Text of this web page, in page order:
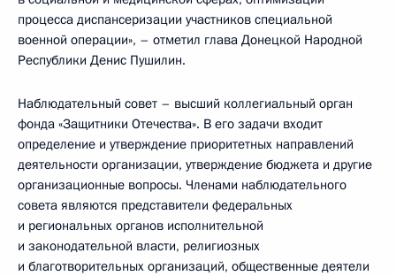
процесса диспансеризации участников специальной
военной операции», – отметил глава Донецкой Народной
Республики Денис Пушилин.
Наблюдательный совет – высший коллегиальный орган
фонда «Защитники Отечества». В его задачи входит
определение и утверждение приоритетных направлений
деятельности организации, утверждение бюджета и другие
организационные вопросы. Членами наблюдательного
совета являются представители федеральных
и региональных органов исполнительной
и законодательной власти, религиозных
и благотворительных организаций, общественные деятели